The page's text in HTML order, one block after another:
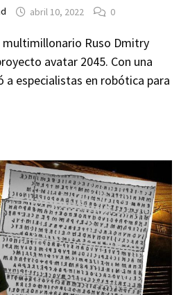
abril 10, 2022 0
Ruso Dmitry
avatar 2045. Con una
a especialistas en robótica para